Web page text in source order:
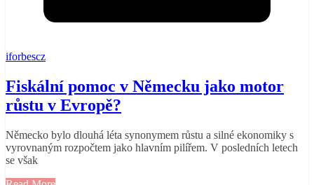
iforbescz
Fiskální pomoc v Německu jako motor
růstu v Evropě?
Německo bylo dlouhá léta synonymem růstu a silné ekonomiky s
vyrovnaným rozpočtem jako hlavním pilířem. V posledních letech
se však